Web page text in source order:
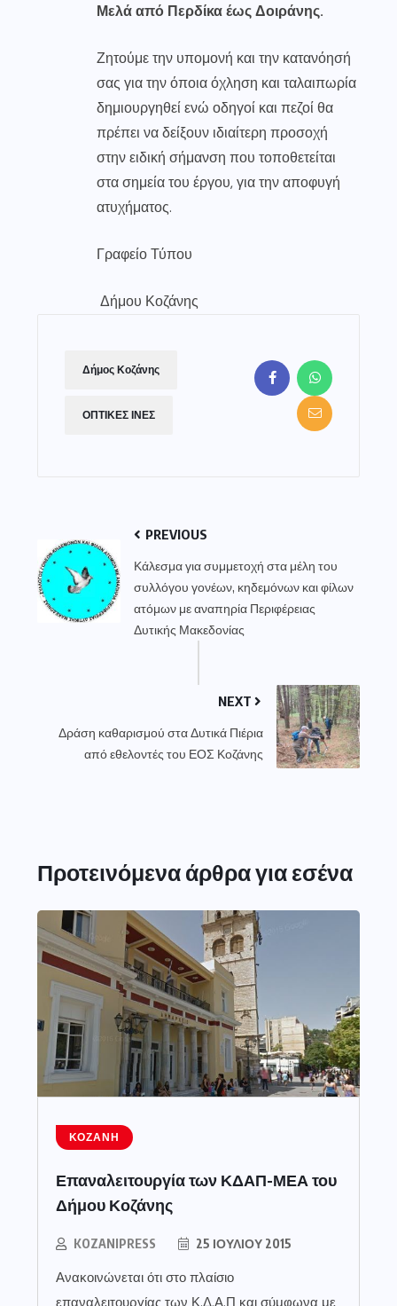
Μελά από Περδίκα έως Δοιράνης.
Ζητούμε την υπομονή και την κατανόησή
σας για την όποια όχληση και ταλαιπωρία
δημιουργηθεί ενώ οδηγοί και πεζοί θα
πρέπει να δείξουν ιδιαίτερη προσοχή
στην ειδική σήμανση που τοποθετείται
στα σημεία του έργου, για την αποφυγή
ατυχήματος.
Γραφείο Τύπου
Δήμου Κοζάνης
Δήμος Κοζάνης
ΟΠΤΙΚΕΣ ΙΝΕΣ
PREVIOUS
Κάλεσμα για συμμετοχή στα μέλη του
συλλόγου γονέων, κηδεμόνων και φίλων
ατόμων με αναπηρία Περιφέρειας
Δυτικής Μακεδονίας
NEXT
Δράση καθαρισμού στα Δυτικά Πιέρια
από εθελοντές του ΕΟΣ Κοζάνης
Προτεινόμενα άρθρα για εσένα
ΚΟΖΆΝΗ
Επαναλειτουργία των ΚΔΑΠ-ΜΕΑ του
Δήμου Κοζάνης
KOZANIPRESS 25 ΙΟΥΛΊΟΥ 2015
Ανακοινώνεται ότι στο πλαίσιο
επαναλειτουργίας των Κ.Δ.Α.Π και σύμφωνα με